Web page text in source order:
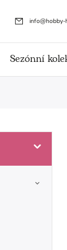
info@hobby-
Sezónní